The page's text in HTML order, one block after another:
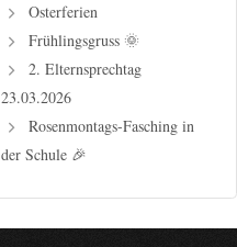
Osterferien
Frühlingsgruss 🌞
2. Elternsprechtag
23.03.2026
Rosenmontags-Fasching in
der Schule 🎉